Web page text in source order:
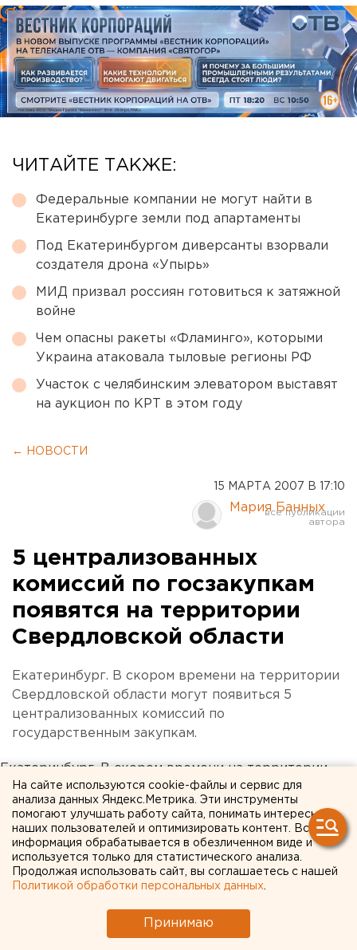
ЧИТАЙТЕ ТАКЖЕ:
Федеральные компании не могут найти в
Екатеринбурге земли под апартаменты
Под Екатеринбургом диверсанты взорвали
создателя дрона «Упырь»
МИД призвал россиян готовиться к затяжной
войне
Чем опасны ракеты «Фламинго», которыми
Украина атаковала тыловые регионы РФ
Участок с челябинским элеватором выставят
на аукцион по КРТ в этом году
← НОВОСТИ
15 МАРТА 2007 В 17:10
Мария Банных
5 централизованных
комиссий по госзакупкам
появятся на территории
Свердловской области
Екатеринбург. В скором времени на территории
Свердловской области могут появиться 5
централизованных комиссий по
государственным закупкам.
Екатеринбург. В скором времени на территории
Свердловской области могут появиться 5
централизованных комиссий по государственным
закупкам. Об этом ЕАН сообщил заместитель
начальник отдела контроля Министерства
экономики и труда Свердловской области Эдуард
Головырин. Сегодня в Екатеринбурге состоялся
централизации закупок государственных и
муниципальных нужд. В нем приняли участие два
На сайте используются cookie-файлы и сервис для
анализа данных Яндекс.Метрика. Эти инструменты
помогают улучшать работу сайта, понимать интересы
наших пользователей и оптимизировать контент. Вся
информация обрабатывается в обезличенном виде и
используется только для статистического анализа.
Продолжая использовать сайт, вы соглашаетесь с нашей
Политикой обработки персональных данных
Принимаю